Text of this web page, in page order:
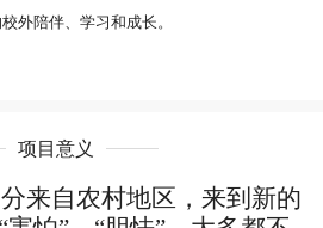
外陪伴、学习和成长。
项目意义
来自农村地区，来到新的